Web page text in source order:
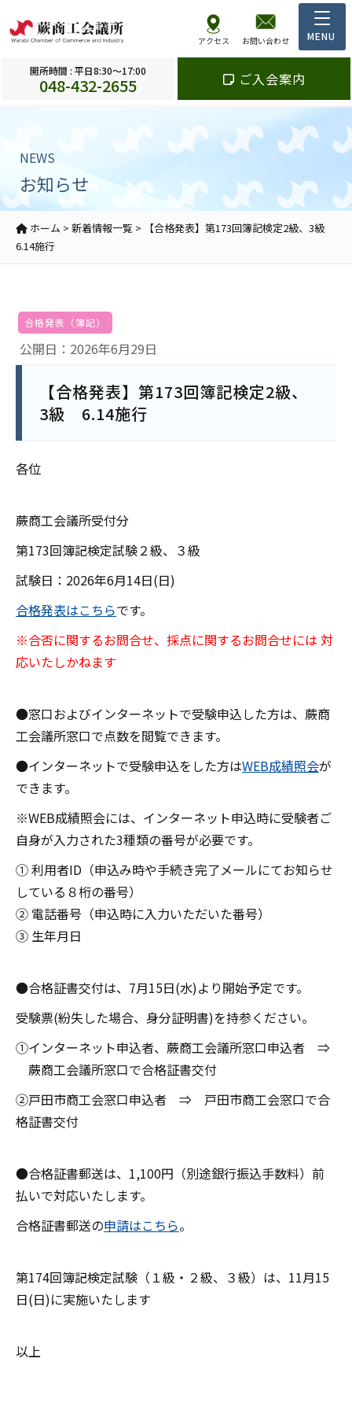
アクセス お問い合わせ
開所時間 : 平日8:30～17:00
048-432-2655 ご入会案内
NEWS
お知らせ
ホーム > 新着情報一覧 >
【合格発表】第173回簿記検定2級、3級
6.14施行
公開日：2026年6月29日
合格発表（簿記）
【合格発表】第173回簿記検定2級、
3級 6.14施行
各位
蕨商工会議所受付分
第173回簿記検定試験２級、３級
試験日：2026年6月14日(日)
合格発表はこちらです。
※合否に関するお問合せ、採点に関するお問合せには 対
応いたしかねます
●窓口およびインターネットで受験申込した方は、蕨商
工会議所窓口で点数を閲覧できます。
●インターネットで受験申込をした方はWEB成績照会が
できます。
※WEB成績照会には、インターネット申込時に受験者ご
自身が入力された3種類の番号が必要です。
① 利用者ID（申込み時や手続き完了メールにてお知らせ
している８桁の番号）
② 電話番号（申込時に入力いただいた番号）
③ 生年月日
●合格証書交付は、7月15日(水)より開始予定です。
受験票(紛失した場合、身分証明書)を持参ください。
①インターネット申込者、蕨商工会議所窓口申込者 ⇒
蕨商工会議所窓口で合格証書交付
②戸田市商工会窓口申込者 ⇒ 戸田市商工会窓口で合
格証書交付
●合格証書郵送は、1,100円（別途銀行振込手数料）前
払いで対応いたします。
合格証書郵送の申請はこちら。
第174回簿記検定試験（１級・２級、３級）は、11月15
日(日)に実施いたします
以上